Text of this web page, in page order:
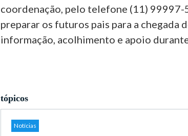
coordenação, pelo telefone (11)
preparar os futuros pais para a chegada
informação, acolhimento e apoio
tópicos
Notícias